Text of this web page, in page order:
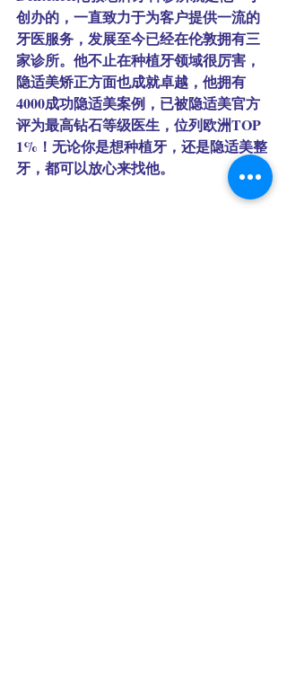
创办的，一直致力于为客户提供一流的
牙医服务，发展至今已经在伦敦拥有三
家诊所。他不止在种植牙领域很厉害，
隐适美矫正方面也成就卓越，他拥有
4000成功隐适美案例，已被隐适美官方
评为最高钻石等级医生，位列欧洲TOP
1%！无论你是想种植牙，还是隐适美整
牙，都可以放心来找他。